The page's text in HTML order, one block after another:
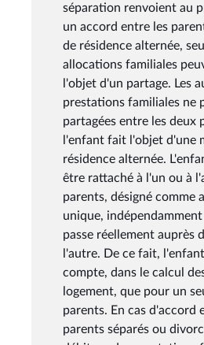
séparation renvoient au
un accord entre les
de résidence alternée,
allocations familiales
l'objet d'un partage. Les
prestations familiales ne
partagées entre les deux
l'enfant fait l'objet d'une
résidence alternée.
être rattaché à l'un ou à
parents, désigné comme
unique,
passe réellement auprès
l'autre. De ce fait,
compte, dans le calcul
logement, que pour un
parents. En cas d'accord
parents séparés ou